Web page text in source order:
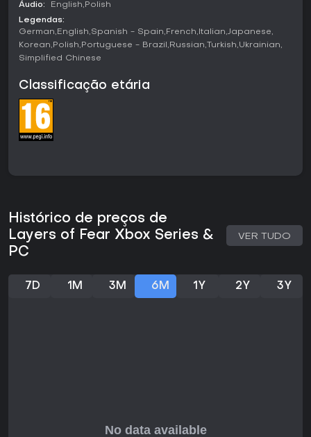
áreas escuras e serve temporariamente para afastar
ameaças antes de prosseguir. Esses elementos
observação e da interpretação.
O design de som tem papel fundamental: pisos rangendo,
ecos distantes e ruídos repentinos aumentam o
desconforto durante a exploração. Os visuais contam com
dinâmica que reage à perspectiva do jogador.
O título é inteiramente single-player e se divide em capítulos
narrativos distintos. Cada capítulo coloca o jogador na
perspectiva de um protagonista diferente: o Pintor original,
sua Filha no conteúdo Inheritance, sua Esposa na adição
Capítulo do Farol.
A narrativa se desenvolve por cinco perspectivas principais
Áudio: English Polish
Legendas:
German English Spanish - Spain French Italian Japanese
Korean Polish Portuguese - Brazil Russian Turkish Ukrainian
Simplified Chinese
Classificação etária
Histórico de preços de
Layers of Fear Xbox Series &
PC
VER TUDO
7D 1M 3M 6M 1Y 2Y 3Y